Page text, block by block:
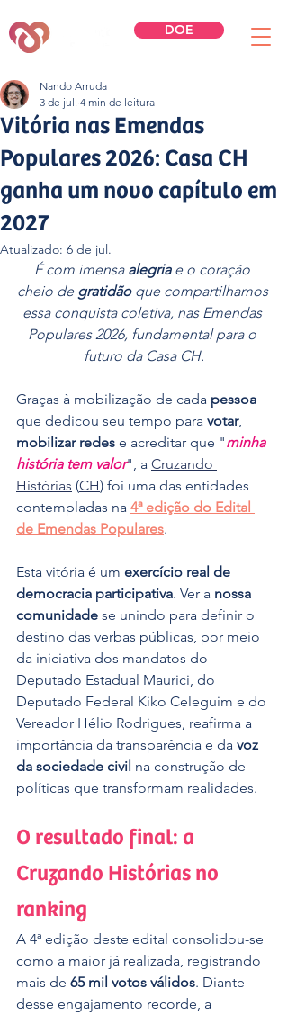
DOE
Vitória nas Emendas
Populares 2026: Casa CH
ganha um novo capítulo em
2027
Nando Arruda
3 de jul. 4 min de leitura
Atualizado: 6 de jul.
É com imensa alegria e o coração
cheio de gratidão que compartilhamos
essa conquista coletiva, nas Emendas
Populares 2026, fundamental para o
futuro da Casa CH.
Graças à mobilização de cada pessoa
que dedicou seu tempo para votar,
mobilizar redes e acreditar que "minha
história tem valor", a Cruzando
Histórias (CH) foi uma das entidades
contempladas na 4ª edição do Edital
de Emendas Populares.
Esta vitória é um exercício real de
democracia participativa. Ver a nossa
comunidade se unindo para definir o
destino das verbas públicas, por meio
da iniciativa dos mandatos do
Deputado Estadual Maurici, do
Deputado Federal Kiko Celeguim e do
Vereador Hélio Rodrigues, reafirma a
importância da transparência e da voz
da sociedade civil na construção de
políticas que transformam realidades.
O resultado final: a
Cruzando Histórias no
ranking
A 4ª edição deste edital consolidou-se
como a maior já realizada, registrando
mais de 65 mil votos válidos. Diante
desse engajamento recorde, a